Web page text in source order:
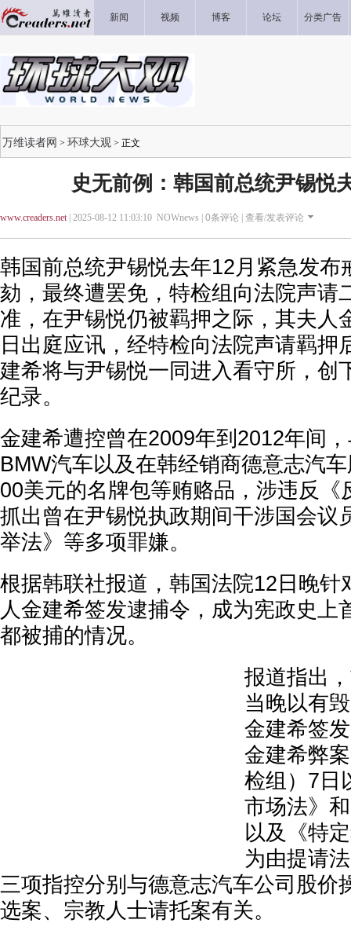
新闻 视频 博客 论坛 分类广告
万维读者网 > 环球大观 > 正文
史无前例：韩国前总统尹锡悦
www.creaders.net| 2025-08-12 11:03:10 NOWnews | 0条评论 | 查看/发表评论
韩国前总统尹锡悦去年12月紧急发布
劾，最终遭罢免，特检组向法院声请
准，在尹锡悦仍被羁押之际，其夫人
日出庭应讯，经特检向法院声请羁押
建希将与尹锡悦一同进入看守所，创
纪录。
金建希遭控曾在2009年到2012年间
BMW汽车以及在韩经销商德意志汽
00美元的名牌包等贿赂品，涉违反《
抓出曾在尹锡悦执政期间干涉国会议
举法》等多项罪嫌。
根据韩联社报道，韩国法院12日晚针
人金建希签发逮捕令，成为宪政史上
都被捕的情况。
报道指出
当晚以有
金建希签
金建希弊
检组）7日
市场法》
以及《特
为由提请
三项指控分别与德意志汽车公司股价
选案、宗教人士请托案有关。